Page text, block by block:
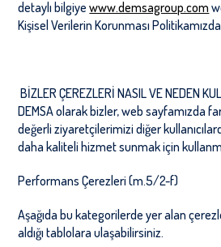
detaylı bilgiyewww.demsagroup.com
Kişisel Verilerin Korunması
BİZLER ÇEREZLERİ NASIL VE NEDEN
DEMSA olarak bizler, web sayfamızda
değerli ziyaretçilerimizi diğer
daha kaliteli hizmet sunmak için
Performans Çerezleri (m.5/2-f)
Aşağıda bu kategorilerde yer alan
aldığı tablolara ulaşabilirsiniz.